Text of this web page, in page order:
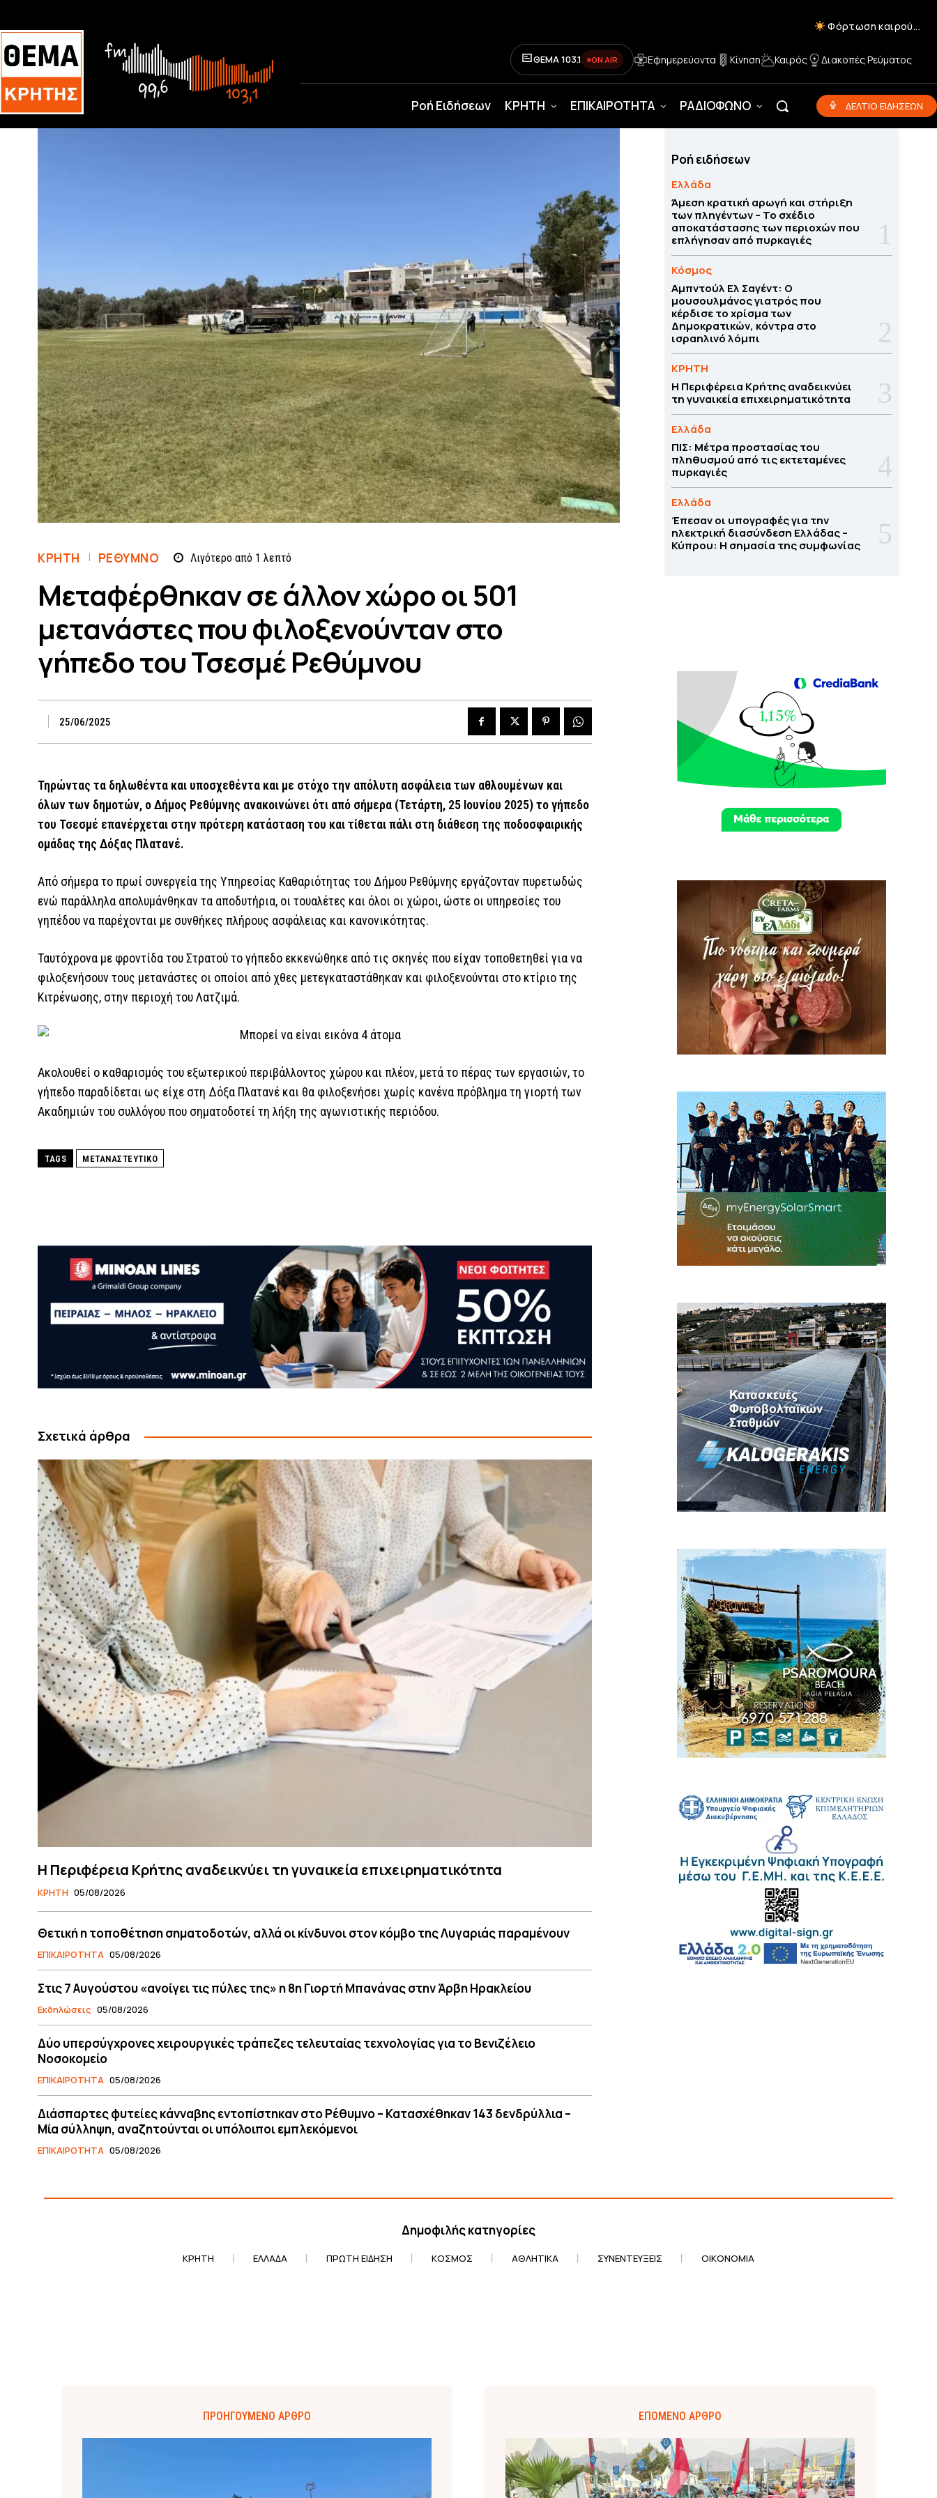
Φόρτωση καιρού...
ΘΕΜΑ 103.1 ON AIR Εφημερεύοντα Κίνηση Καιρός Διακοπές Ρεύματος
Ροή Ειδήσεων ΚΡΗΤΗ ΕΠΙΚΑΙΡΟΤΗΤΑ ΡΑΔΙΟΦΩΝΟ ΔΕΛΤΙΟ ΕΙΔΗΣΕΩΝ
ΚΡΗΤΗ ΡΈΘΥΜΝΟ Λιγότερο από 1 λεπτό
Μεταφέρθηκαν σε άλλον χώρο οι 501
μετανάστες που φιλοξενούνταν στο
γήπεδο του Τσεσμέ Ρεθύμνου
25/06/2025
Τηρώντας τα δηλωθέντα και υποσχεθέντα και με στόχο την απόλυτη ασφάλεια των αθλουμένων και
όλων των δημοτών, ο Δήμος Ρεθύμνης ανακοινώνει ότι από σήμερα (Τετάρτη, 25 Ιουνίου 2025) το γήπεδο
του Τσεσμέ επανέρχεται στην πρότερη κατάσταση του και τίθεται πάλι στη διάθεση της ποδοσφαιρικής
ομάδας της Δόξας Πλατανέ.
Από σήμερα το πρωί συνεργεία της Υπηρεσίας Καθαριότητας του Δήμου Ρεθύμνης εργάζονταν πυρετωδώς
ενώ παράλληλα απολυμάνθηκαν τα αποδυτήρια, οι τουαλέτες και όλοι οι χώροι, ώστε οι υπηρεσίες του
γηπέδου να παρέχονται με συνθήκες πλήρους ασφάλειας και κανονικότητας.
Ταυτόχρονα με φροντίδα του Στρατού το γήπεδο εκκενώθηκε από τις σκηνές που είχαν τοποθετηθεί για να
φιλοξενήσουν τους μετανάστες οι οποίοι από χθες μετεγκαταστάθηκαν και φιλοξενούνται στο κτίριο της
Κιτρένωσης, στην περιοχή του Λατζιμά.
Ακολουθεί ο καθαρισμός του εξωτερικού περιβάλλοντος χώρου και πλέον, μετά το πέρας των εργασιών, το
γήπεδο παραδίδεται ως είχε στη Δόξα Πλατανέ και θα φιλοξενήσει χωρίς κανένα πρόβλημα τη γιορτή των
Ακαδημιών του συλλόγου που σηματοδοτεί τη λήξη της αγωνιστικής περιόδου.
TAGS ΜΕΤΑΝΑΣΤΕΥΤΙΚΟ
Σχετικά άρθρα
Η Περιφέρεια Κρήτης αναδεικνύει τη γυναικεία επιχειρηματικότητα
ΚΡΗΤΗ 05/08/2026
Θετική η τοποθέτηση σηματοδοτών, αλλά οι κίνδυνοι στον κόμβο της Λυγαριάς παραμένουν
ΕΠΙΚΑΙΡΟΤΗΤΑ 05/08/2026
Στις 7 Αυγούστου «ανοίγει τις πύλες της» η 8η Γιορτή Μπανάνας στην Άρβη Ηρακλείου
Εκδηλώσεις 05/08/2026
Δύο υπερσύγχρονες χειρουργικές τράπεζες τελευταίας τεχνολογίας για το Βενιζέλειο
Νοσοκομείο
ΕΠΙΚΑΙΡΟΤΗΤΑ 05/08/2026
Διάσπαρτες φυτείες κάνναβης εντοπίστηκαν στο Ρέθυμνο – Κατασχέθηκαν 143 δενδρύλλια –
Μία σύλληψη, αναζητούνται οι υπόλοιποι εμπλεκόμενοι
ΕΠΙΚΑΙΡΟΤΗΤΑ 05/08/2026
Ροή ειδήσεων
Ελλάδα
Άμεση κρατική αρωγή και στήριξη
των πληγέντων – Το σχέδιο
αποκατάστασης των περιοχών που
επλήγησαν από πυρκαγιές
Κόσμος
Αμπντούλ Ελ Σαγέντ: Ο
μουσουλμάνος γιατρός που
κέρδισε το χρίσμα των
Δημοκρατικών, κόντρα στο
ισραηλινό λόμπι
ΚΡΗΤΗ
Η Περιφέρεια Κρήτης αναδεικνύει
τη γυναικεία επιχειρηματικότητα
Ελλάδα
ΠΙΣ: Μέτρα προστασίας του
πληθυσμού από τις εκτεταμένες
πυρκαγιές
Ελλάδα
Έπεσαν οι υπογραφές για την
ηλεκτρική διασύνδεση Ελλάδας –
Κύπρου: H σημασία της συμφωνίας
Δημοφιλής κατηγορίες
ΚΡΗΤΗ ΕΛΛΆΔΑ ΠΡΏΤΗ ΕΊΔΗΣΗ ΚΌΣΜΟΣ ΑΘΛΗΤΙΚΆ ΣΥΝΕΝΤΕΎΞΕΙΣ ΟΙΚΟΝΟΜΊΑ
ΠΡΟΗΓΟΎΜΕΝΟ ΆΡΘΡΟ ΕΠΌΜΕΝΟ ΆΡΘΡΟ